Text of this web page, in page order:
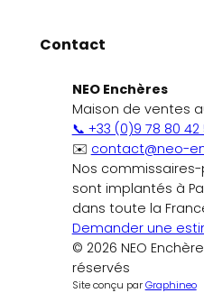
Contact
NEO Enchères
Maison de ventes
📞 +33 (0)9 78 80 42
✉️ contact@neo-
Nos
sont implantés à
dans toute la
Demander une
© 2026 NEO
réservés
Site conçu parGraphineo